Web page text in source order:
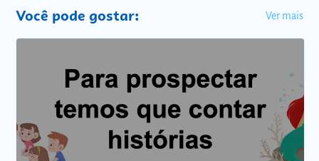
Você pode gostar: Ver mais